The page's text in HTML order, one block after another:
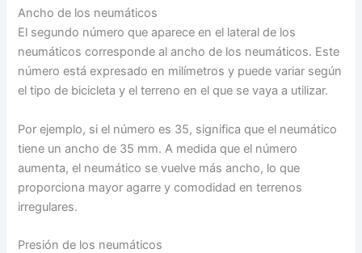
Ancho de los neumáticos
El segundo número que aparece en el lateral de los
neumáticos corresponde al ancho de los neumáticos. Este
número está expresado en milímetros y puede variar según
el tipo de bicicleta y el terreno en el que se vaya a utilizar.
Por ejemplo, si el número es 35, significa que el neumático
tiene un ancho de 35 mm. A medida que el número
aumenta, el neumático se vuelve más ancho, lo que
proporciona mayor agarre y comodidad en terrenos
irregulares.
Presión de los neumáticos